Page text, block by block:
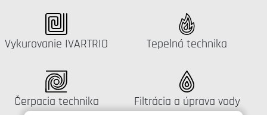
Katalógus:
Vykurovanie IVARTRIO Katalógus:
Tepelná technika
Katalógus:
Čerpacia technika Katalógus:
Filtrácia a úprava vody